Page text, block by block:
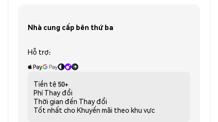
Nhà cung cấp bên thứ ba
Hỗ trợ:
Tiền tệ 50+
Phí Thay đổi
Thời gian đến Thay đổi
Tốt nhất cho Khuyến mãi theo khu vực